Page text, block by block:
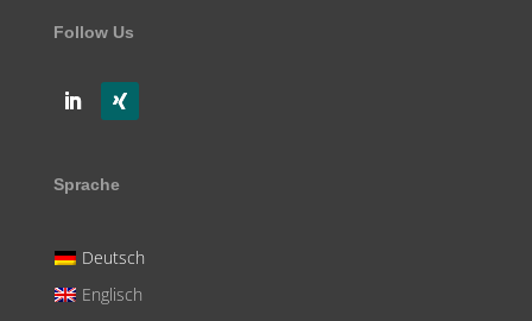
Follow Us
Sprache
Deutsch
Englisch